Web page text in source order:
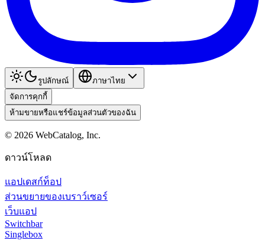
รูปลักษณ์
ภาษาไทย
จัดการคุกกี้
ห้ามขายหรือแชร์ข้อมูลส่วนตัวของฉัน
© 2026 WebCatalog, Inc.
ดาวน์โหลด
แอปเดสก์ท็อป
ส่วนขยายของเบราว์เซอร์
เว็บแอป
Switchbar
Singlebox